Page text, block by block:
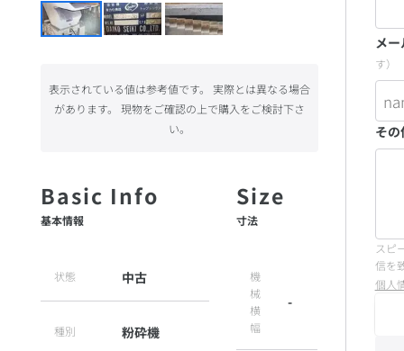
基本情報
状態 中古
種別 粉砕機
寸法
機
械
横
幅
-
表示されている値は参考値です。 実際とは異なる場合
があります。 現物をご確認の上で購入をご検討下さ
い。
メ
す）
そ
スピ
信を
個人